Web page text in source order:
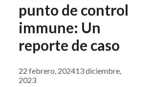
punto de control
immune: Un
reporte de caso
22 febrero, 202413 diciembre,
2023